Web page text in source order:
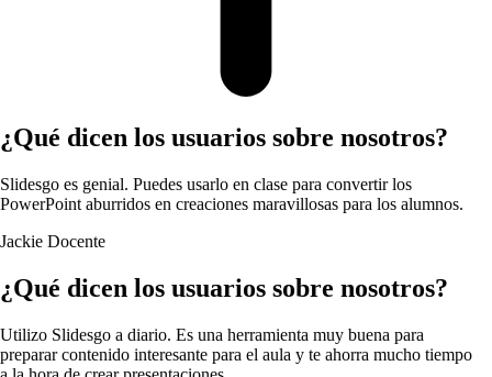
¿Qué dicen los usuarios sobre nosotros?
Slidesgo es genial. Puedes usarlo en clase para convertir los
PowerPoint aburridos en creaciones maravillosas para los alumnos.
Jackie Docente
¿Qué dicen los usuarios sobre nosotros?
Utilizo Slidesgo a diario. Es una herramienta muy buena para
preparar contenido interesante para el aula y te ahorra mucho tiempo